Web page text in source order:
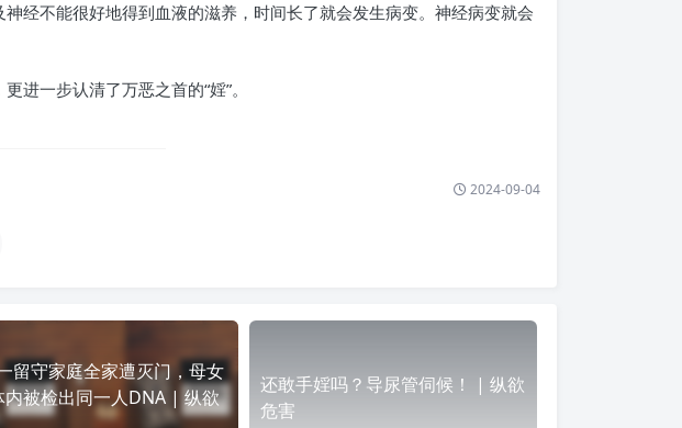
经不能很好地得到血液的滋养，时间长了就会发生病变。神经病变就会
进一步认清了万恶之首的“婬”。
2024-09-04
留守家庭全家遭灭门，母女
内被检出同一人DNA | 纵欲
还敢手婬吗？导尿管伺候！ | 纵欲
危害